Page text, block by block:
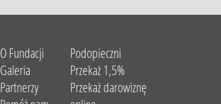
O Fundacji
Galeria
Partnerzy
Podopieczni
Przekaż 1,5%
Przekaż darowiznę